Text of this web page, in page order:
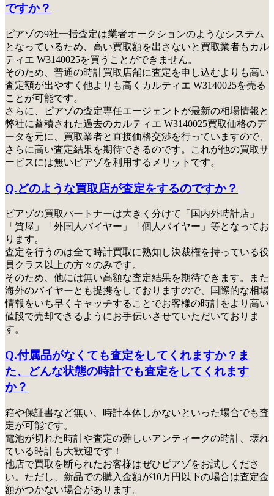
ですか？
ピアゾの9社一括査定は業者オークションのようなシステム
となっているため、高い買取額を出さないと買取業者もカル
ティエ W3140025を買うことができません。
そのため、普通の時計買取店舗に査定を申し込むよりも高い
査定額が出やすく他よりも高くカルティエ W3140025を売る
ことが可能です。
さらに、ピアゾの査定専任エージェントが最新の相場情報と
弊社に蓄積された過去のカルティエ W3140025買取価格のデ
ータを元に、買取業者と直接価格交渉を行っていますので、
さらに高い査定結果を期待できるのです。これが他の買取サ
ービスには無いピアゾを利用するメリットです。
Q.どのような買取店が査定をするのですか？
ピアゾの買取パートナーは大きく分けて「国内外時計店」
「質屋」「外国人バイヤー」「個人バイヤー」等となってお
ります。
査定を行うのは全て時計買取に熟知し決裁権を持っている役
員クラス以上の方々のみです。
そのため、他には無い高額な査定結果を期待できます。また
海外のバイヤーとも提携をしておりますので、国際的な相場
情報をいち早くキャッチすることでお客様の時計をより高い
値段で売却できるようにお手伝いさせていただいておりま
す。
Q.付属品がなくても査定をしてくれますか？ま
た、どんな状態の時計でも査定をしてくれます
か？
箱や保証書など無い、時計本体しかないといった場合でも査
定が可能です。
電池が切れた時計や査定の難しいアンティークの時計、壊れ
ている時計も大歓迎です！
他店で買取を断られたお客様はぜひピアゾをお試しくださ
い。ただし、新品での購入金額が10万円以下の場合は査定金
額がつかない場合があります。